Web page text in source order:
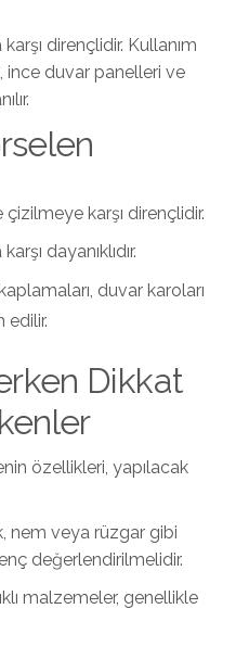
dirençlidir. Kullanım
ince duvar panelleri ve
karşı dirençlidir.
dayanıklıdır.
duvar karoları
edilir.
Dikkat
özellikleri, yapılacak
nem veya rüzgar gibi
değerlendirilmelidir.
malzemeler, genellikle